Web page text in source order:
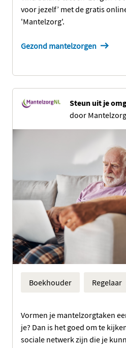
voor jezelf’ met de gratis
'Mantelzorg'.
Gezond mantelzorgen
Steun uit je
door
Boekhouder Regelaar
Vormen je mantelzorgtaken
je? Dan is het goed om te
sociale netwerk zijn die je